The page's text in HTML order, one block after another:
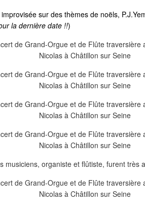
sur des thèmes de noëls,
la dernière date !!)
musiciens, organiste et flûtiste, furent très